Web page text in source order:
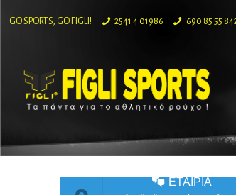
GO SPORTS, GO FIGLI! 2541 4 01986 690 85 55
ΕΤΑΙΡΙΑ